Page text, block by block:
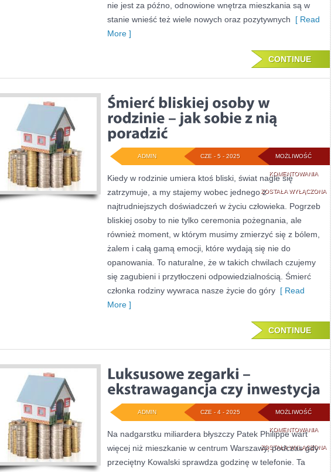
OKA
nie jest za późno, odnowione wnętrza mieszkania są w
stanie wnieść też wiele nowych oraz pozytywnych [ Read
More ]
CONTINUE
MOŻLIWOŚĆ
KOMENTOWANIA
ZOSTAŁA WYŁĄCZONA
CZE - 5 - 2025
ADMIN
Kiedy w rodzinie umiera ktoś bliski, świat nagle się
zatrzymuje, a my stajemy wobec jednego z
najtrudniejszych doświadczeń w życiu człowieka. Pogrzeb
bliskiej osoby to nie tylko ceremonia pożegnania, ale
również moment, w którym musimy zmierzyć się z bólem,
żalem i całą gamą emocji, które wydają się nie do
opanowania. To naturalne, że w takich chwilach czujemy
się zagubieni i przytłoczeni odpowiedzialnością. Śmierć
członka rodziny wywraca nasze życie do góry [ Read
More ]
CONTINUE
MOŻLIWOŚĆ
KOMENTOWANIA
ZOSTAŁA WYŁĄCZONA
CZE - 4 - 2025
ADMIN
Na nadgarstku miliardera błyszczy Patek Philippe wart
więcej niż mieszkanie w centrum Warszawy, podczas gdy
przeciętny Kowalski sprawdza godzinę w telefonie. Ta